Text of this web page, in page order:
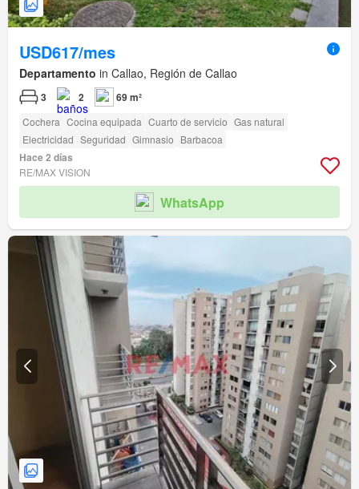
USD617/mes
Departamento in Callao, Región de Callao
3 2 69 m²
Cochera Cocina equipada Cuarto de servicio Gas natural
Electricidad Seguridad Gimnasio Barbacoa
Hace 2 días
RE/MAX VISION
WhatsApp